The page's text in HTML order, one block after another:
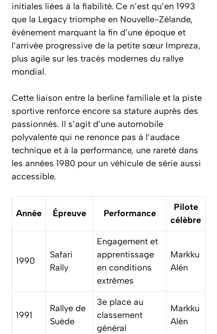
initiales liées à la fiabilité. Ce n’est qu’en 1993
que la Legacy triomphe en Nouvelle-Zélande,
événement marquant la fin d’une époque et
l’arrivée progressive de la petite sœur Impreza,
plus agile sur les tracés modernes du rallye
mondial.
Cette liaison entre la berline familiale et la piste
sportive renforce encore sa stature auprès des
passionnés. Il s’agit d’une automobile
polyvalente qui ne renonce pas à l’audace
technique et à la performance, une rareté dans
les années 1980 pour un véhicule de série aussi
accessible.
Année Épreuve Performance
Pilote
célèbre
1990
Safari
Rally
Engagement et
apprentissage
en conditions
extrêmes
Markku
Alén
1991
Rallye de
Suède
3e place au
classement
général
Markku
Alén